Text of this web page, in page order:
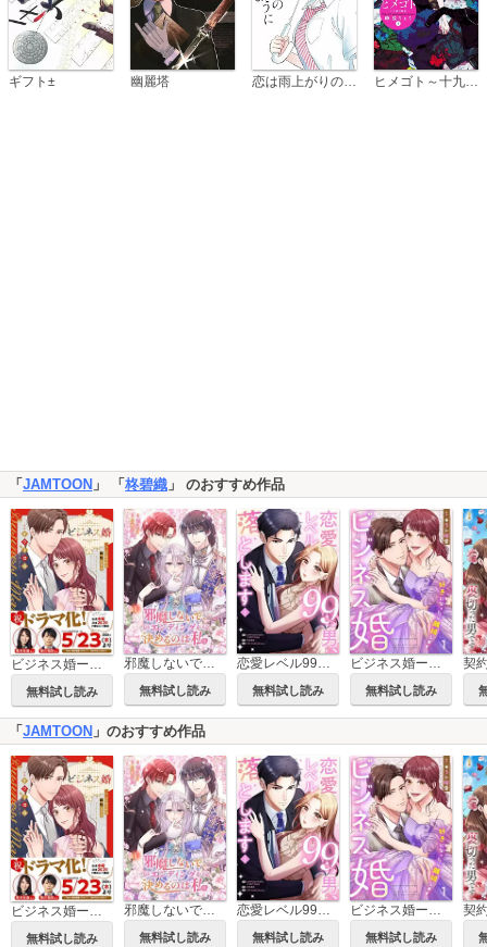
ギフト± 幽麗塔 恋は雨上がりのように ヒメゴト～十九歳の制服～
「 JAMTOON 」 「 柊碧織 」 のおすすめ作品
ビジネス婚ー好きになったら離婚しますー【単行本版】
無料試し読み
邪魔しないで、エンディングを決めるのは私【ページ版】
無料試し読み
恋愛レベル99の男、落とします【電子単行本版】
無料試し読み
ビジネス婚ー好きになったら離婚しますー【ページ版】
無料試し読み
「 JAMTOON 」のおすすめ作品
ビジネス婚ー好きになったら離婚しますー【単行本版】
無料試し読み
邪魔しないで、エンディングを決めるのは私【ページ版】
無料試し読み
恋愛レベル99の男、落とします【電子単行本版】
無料試し読み
ビジネス婚ー好きになったら離婚しますー【ページ版】
無料試し読み